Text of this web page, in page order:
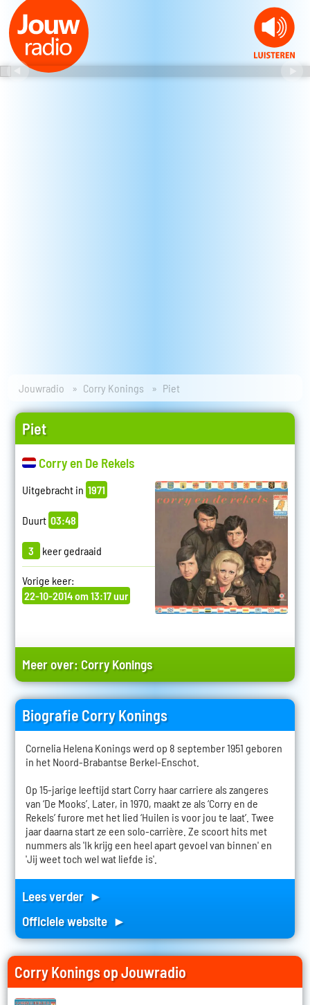
Jouwradio Corry Konings Piet
Piet
Corry en De Rekels
Uitgebracht in 1971
Duurt 03:48
3 keer gedraaid
Vorige keer:
22-10-2014 om 13:17 uur
Meer over: Corry Konings
Biografie Corry Konings
Cornelia Helena Konings werd op 8 september 1951 geboren
in het Noord-Brabantse Berkel-Enschot.
Op 15-jarige leeftijd start Corry haar carriere als zangeres
van ‘De Mooks’. Later, in 1970, maakt ze als ‘Corry en de
Rekels’ furore met het lied ‘Huilen is voor jou te laat’. Twee
jaar daarna start ze een solo-carrière. Ze scoort hits met
nummers als 'Ik krijg een heel apart gevoel van binnen' en
'Jij weet toch wel wat liefde is'.
Lees verder ►
Officiele website ►
Corry Konings op Jouwradio